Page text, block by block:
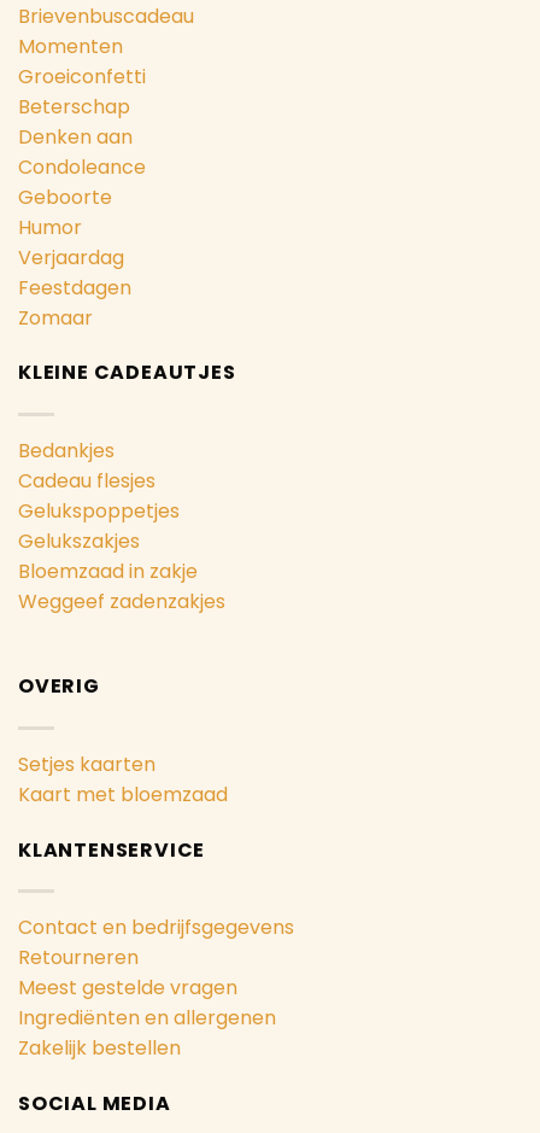
Brievenbuscadeau
Momenten
Groeiconfetti
Beterschap
Denken aan
Condoleance
Geboorte
Humor
Verjaardag
Feestdagen
Zomaar
KLEINE CADEAUTJES
Bedankjes
Cadeau flesjes
Gelukspoppetjes
Gelukszakjes
Bloemzaad in zakje
Weggeef zadenzakjes
OVERIG
Setjes kaarten
Kaart met bloemzaad
KLANTENSERVICE
Contact en bedrijfsgegevens
Retourneren
Meest gestelde vragen
Ingrediënten en allergenen
Zakelijk bestellen
SOCIAL MEDIA